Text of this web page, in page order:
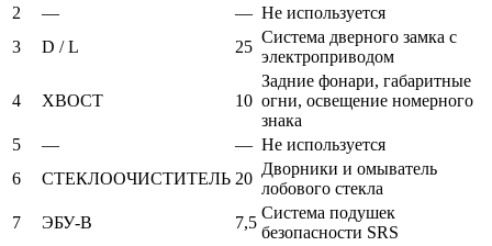
2
— — Не используется
3
D / L 25
Система дверного замка с
электроприводом
4 ХВОСТ 10
Задние фонари, габаритные
огни, освещение номерного
знака
5
— — Не используется
6
СТЕКЛООЧИСТИТЕЛЬ 20
Дворники и омыватель
лобового стекла
7
ЭБУ-В 7,5
Система подушек
безопасности SRS